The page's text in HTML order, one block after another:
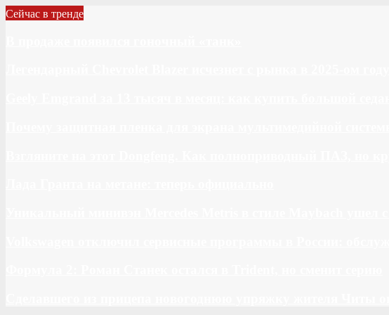
Сейчас в тренде